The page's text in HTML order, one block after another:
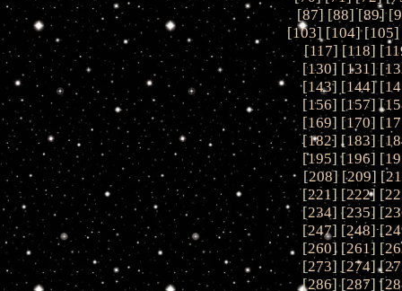
[87] [88] [89] [
[103] [104] [105]
[117] [118] [
[130] [131] [
[143] [144] [
[156] [157] [
[169] [170] [
[182] [183] [
[195] [196] [
[208] [209] [
[221] [222] [
[234] [235] [
[247] [248] [
[260] [261] [
[273] [274] [
[286] [287] [